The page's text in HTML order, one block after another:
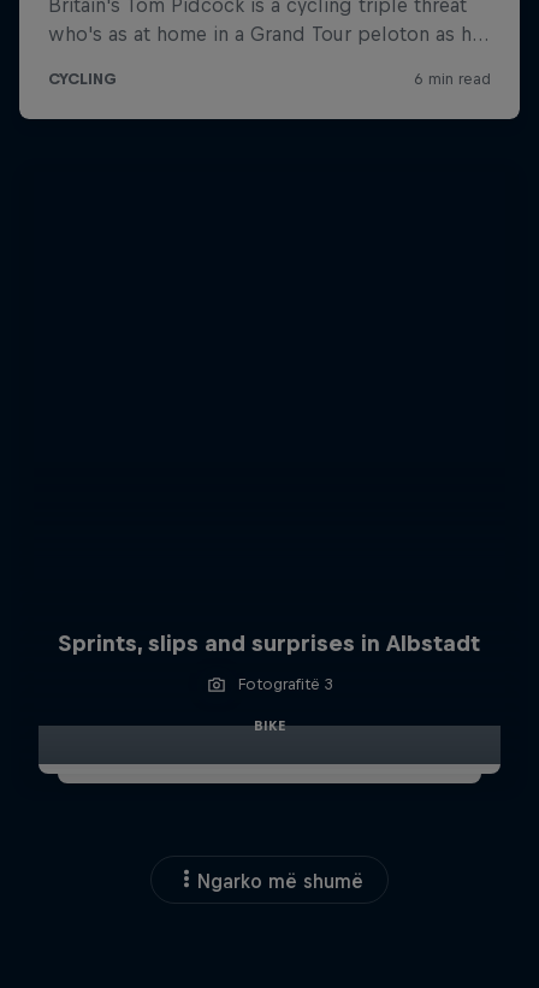
Sprints, slips and surprises in Albstadt
Fotografitë 3
BIKE
Ngarko më shumë